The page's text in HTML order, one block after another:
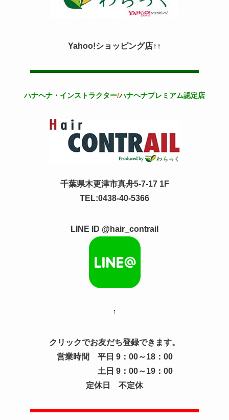
Yahoo!ショッピング店↑↑
ハナヘナ・インストラクター/ハナヘナプレミアム認定店
千葉県木更津市真舟5-7-17 1F
TEL:0438-40-5366
LINE ID @hair_contrail
↑
クリックでお友だち登録できます。
営業時間 平日 9：00～18：00
土日 9：00～19：00
定休日 不定休